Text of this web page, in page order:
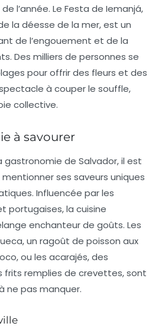
l’année. Le Festa de Iemanjá,
la déesse de la mer, est un
de l’engouement et de la
Des milliers de personnes se
pour offrir des fleurs et des
à couper le souffle,
collective.
à savourer
gastronomie de Salvador, il est
ses saveurs uniques
Influencée par les
portugaises, la cuisine
enchanteur de goûts. Les
, un ragoût de poisson aux
ou les acarajés, des
remplies de crevettes, sont
ne pas manquer.